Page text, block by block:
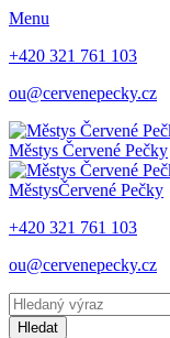
Menu
+420 321 761 103
ou@cervenepecky.cz
Městys Červené Pečky
MěstysČervené Pečky
+420 321 761 103
ou@cervenepecky.cz
Hledat